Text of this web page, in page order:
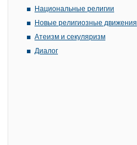
Национальные религии
Новые религиозные движения
Атеизм и секуляризм
Диалог